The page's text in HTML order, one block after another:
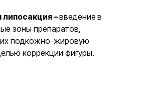
–введение в
зоны препаратов,
подкожно-жировую
коррекции фигуры.